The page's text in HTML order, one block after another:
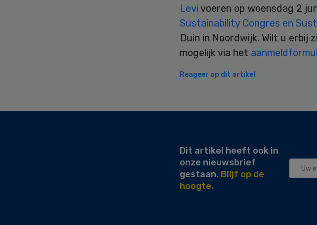
Levi voeren op woensdag 2
Sustainability Congres en
Duin in Noordwijk. Wilt u erbij
mogelijk via het
Reageer op dit artikel
Secondary
Dit artikel heeft ook in
onze nieuwsbrief
gestaan. Blijf op de
hoogte.